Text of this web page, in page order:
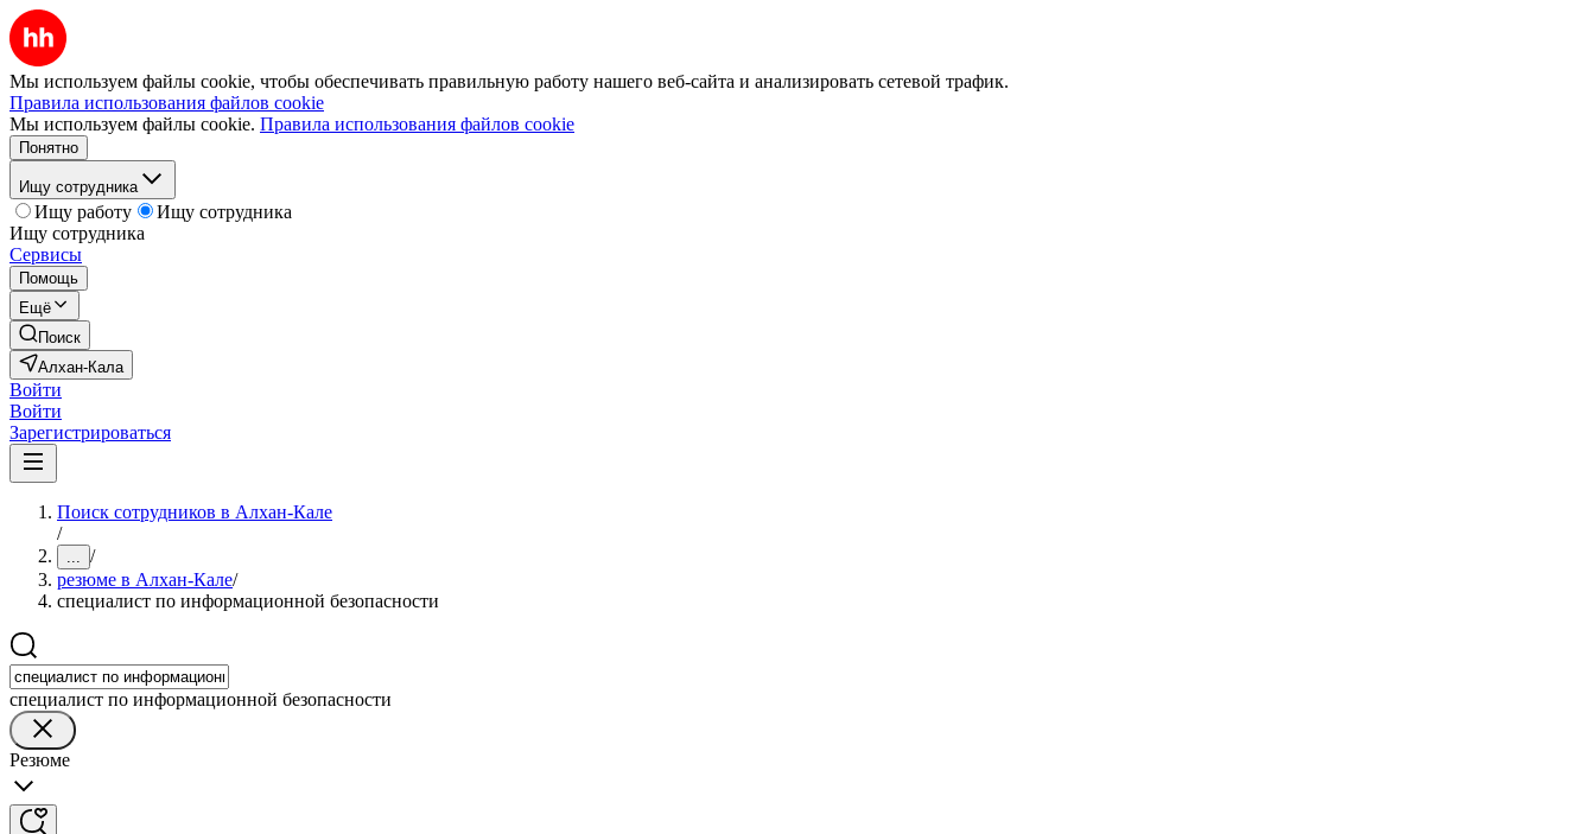
Мы используем файлы cookie, чтобы обеспечивать правильную работу нашего веб-сайта и анализировать сетевой трафик.
Правила использования файлов cookie
Мы используем файлы cookie. Правила использования файлов cookie
Понятно
Ищу сотрудника
Ищу работу
Ищу сотрудника
Ищу сотрудника
Сервисы
Помощь
Ещё
Поиск
Алхан-Кала
Войти
Войти
Зарегистрироваться
Поиск сотрудников в Алхан-Кале
/
... /
резюме в Алхан-Кале/
специалист по информационной безопасности
специалист по информационной безопасности
Резюме